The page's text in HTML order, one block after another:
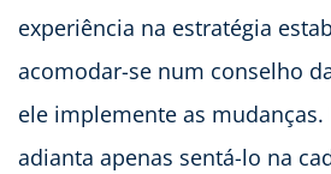
experiência na estratégia
acomodar-se num conselho
ele implemente as
adianta apenas sentá-lo na